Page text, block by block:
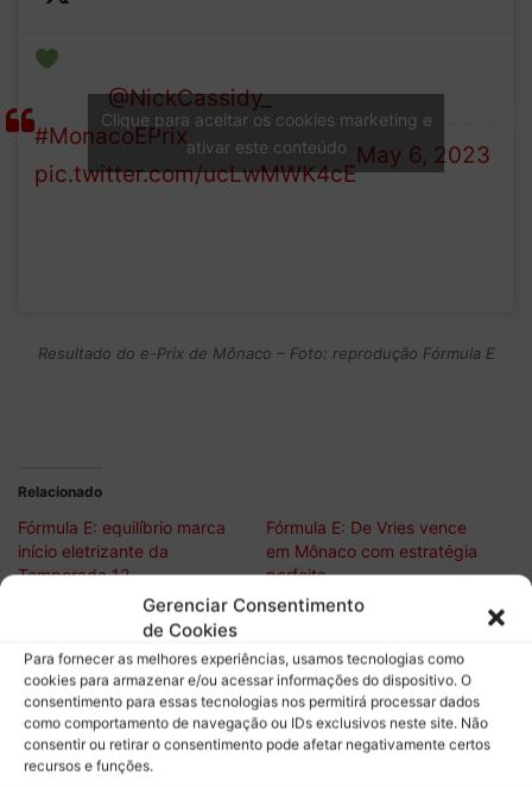
Gerenciar Consentimento
de Cookies
Para fornecer as melhores experiências, usamos tecnologias como
cookies para armazenar e/ou acessar informações do dispositivo. O
consentimento para essas tecnologias nos permitirá processar dados
como comportamento de navegação ou IDs exclusivos neste site. Não
consentir ou retirar o consentimento pode afetar negativamente certos
recursos e funções.
leader!@NickCassidy_
#MonacoEPrix
pic.twitter.com/ucLwMWK4cE
(@FIAFormulaE)
May 6, 2023
Clique para aceitar os cookies marketing e
ativar este conteúdo
Resultado do e-Prix de Mônaco – Foto: reprodução Fórmula E
Relacionado
Fórmula E: equilíbrio marca
início eletrizante da
Temporada 12
Fórmula E: De Vries vence
em Mônaco com estratégia
perfeita
Fórmula E desembarca em
Madri: confira horários e o
que esperar do e-Prix em
Jarama